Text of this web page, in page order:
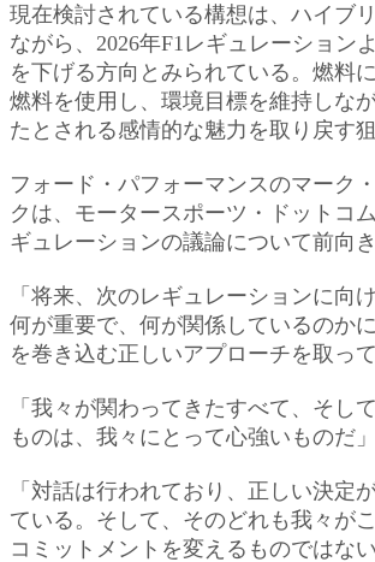
現在検討されている構想は、ハイブ
ながら、2026年F1レギュレーション
を下げる方向とみられている。燃料
燃料を使用し、環境目標を維持しな
たとされる感情的な魅力を取り戻す狙
フォード・パフォーマンスのマーク
クは、モータースポーツ・ドットコ
ギュレーションの議論について前向き
「将来、次のレギュレーションに向
何が重要で、何が関係しているのか
を巻き込む正しいアプローチを取っ
「我々が関わってきたすべて、そし
ものは、我々にとって心強いものだ」
「対話は行われており、正しい決定
ている。そして、そのどれも我々が
コミットメントを変えるものではない